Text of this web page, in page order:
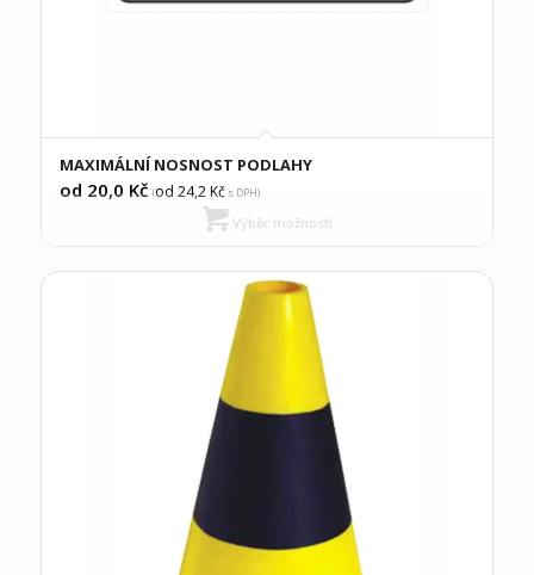
MAXIMÁLNÍ NOSNOST PODLAHY
od 20,0 Kč (od 24,2Kčs DPH)
Výběr možností